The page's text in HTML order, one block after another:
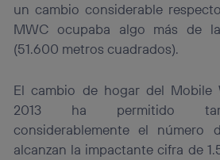
un cambio considerable
MWC ocupaba algo más de
(51.600 metros cuadrados).
El cambio de hogar del Mobile
2013 ha permitido
considerablemente el número
alcanzan la impactante cifra de
“Administrar Utiq” en la parte inferior
visitando el portal de privacidad
(“consenthub”)
. Para más
la política de privacidad de Utiq